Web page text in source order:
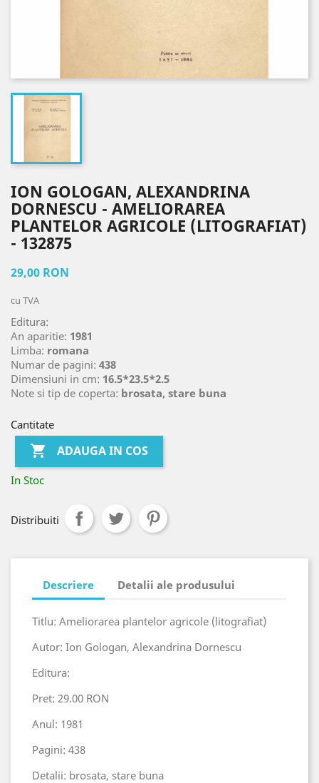
ION GOLOGAN, ALEXANDRINA
DORNESCU - AMELIORAREA
PLANTELOR AGRICOLE (LITOGRAFIAT)
- 132875
29,00 RON
cu TVA
Editura:
An aparitie: 1981
Limba: romana
Numar de pagini: 438
Dimensiuni in cm: 16.5*23.5*2.5
Note si tip de coperta: brosata, stare buna
Cantitate
 ADAUGA IN COS
In Stoc
Distribuiti
Descriere Detalii ale produsului
Titlu: Ameliorarea plantelor agricole (litografiat)
Autor: Ion Gologan, Alexandrina Dornescu
Editura:
Pret: 29.00 RON
Anul: 1981
Pagini: 438
Detalii: brosata, stare buna